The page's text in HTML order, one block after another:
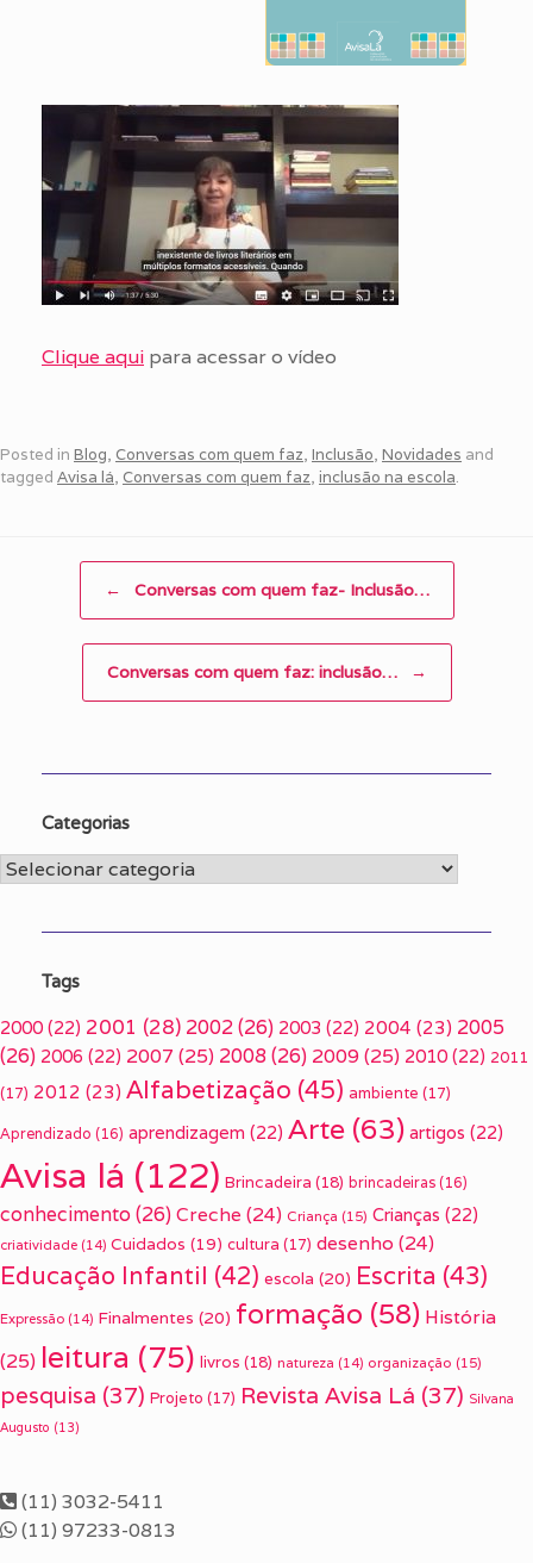
Clique aqui para acessar o vídeo
Posted in Blog, Conversas com quem faz, Inclusão, Novidades and
tagged Avisa lá, Conversas com quem faz, inclusão na escola.
← Conversas com quem faz- Inclusão…
Conversas com quem faz: inclusão… →
Categorias
Categorias
Tags
2000 (22) 2001 (28) 2002(26) 2003 (22) 2004 (23) 2005
(26) 2006 (22) 2007 (25) 2008(26) 2009(25) 2010 (22) 2011
(17) 2012 (23) Alfabetização (45) ambiente (17)
Aprendizado (16) aprendizagem (22) Arte (63) artigos (22)
Avisa lá (122) Brincadeira (18) brincadeiras (16)
conhecimento(26) Creche (24) Criança (15) Crianças (22)
criatividade (14) Cuidados (19) cultura (17) desenho (24)
Educação Infantil (42) escola (20) Escrita (43)
Expressão (14) Finalmentes (20) formação (58) História
(25) leitura (75) livros (18) natureza (14) organização (15)
pesquisa (37) Projeto (17) Revista Avisa Lá (37) Silvana
Augusto (13)
(11) 3032-5411
(11) 97233-0813